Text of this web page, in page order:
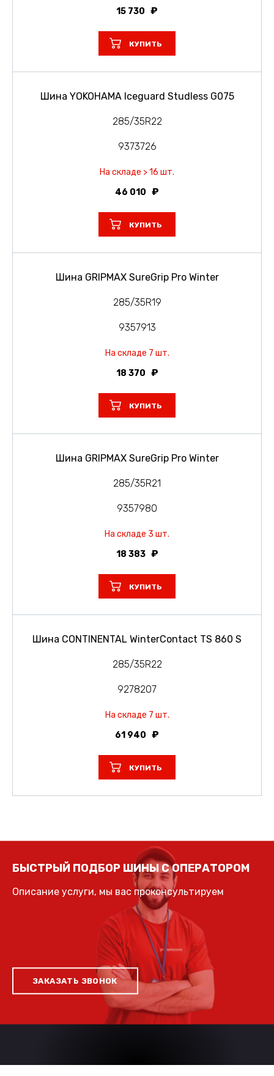
15 730
КУПИТЬ
Шина YOKOHAMA Iceguard Studless G075
285/35R22
9373726
На складе > 16 шт.
46 010
КУПИТЬ
Шина GRIPMAX SureGrip Pro Winter
285/35R19
9357913
На складе 7 шт.
18 370
КУПИТЬ
Шина GRIPMAX SureGrip Pro Winter
285/35R21
9357980
На складе 3 шт.
18 383
КУПИТЬ
Шина CONTINENTAL WinterContact TS 860 S
285/35R22
9278207
На складе 7 шт.
61 940
КУПИТЬ
БЫСТРЫЙ ПОДБОР ШИНЫ С ОПЕРАТОРОМ
Описание услуги, мы вас проконсультируем
ЗАКАЗАТЬ ЗВОНОК